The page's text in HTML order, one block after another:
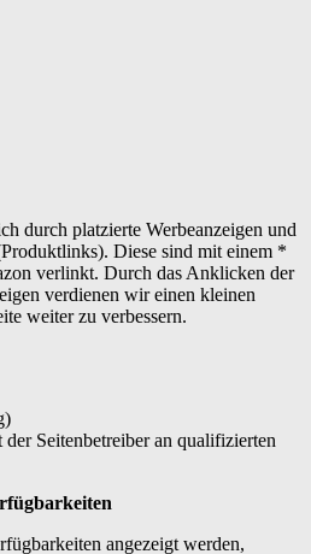
durch platzierte Werbeanzeigen und
Diese sind mit einem *
verlinkt. Durch das Anklicken der
verdienen wir einen kleinen
weiter zu verbessern.
Seitenbetreiber an qualifizierten
angezeigt werden,